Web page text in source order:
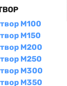
М100
М150
М200
М250
М300
М350